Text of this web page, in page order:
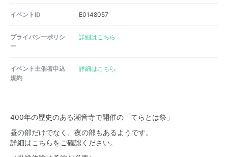
イベントID E0148057
プライバシーポリシ
ー
詳細はこちら
イベント主催者申込
規約
詳細はこちら
400年の歴史のある潮音寺で開催の「てらとは祭」
昼の部だけでなく、夜の部もあるようです。
詳細はこちらをご確認ください。